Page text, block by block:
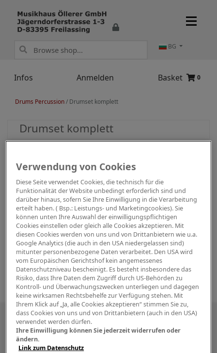
Infos Anmelden Basket 0
BG
Drums Percussion/ Drumset komplett
Drumset komplett
Besuchen Sie uns auch in den sozialen
Medien
Verwendung von Cookies
Diese Seite verwendet Cookies, die technisch für die
Funktionalität der Website unbedingt erforderlich sind und
darüber hinaus, sofern Sie Ihre Einwilligung in die Verarbeitung
erteilt haben. ( Bsp.: Leistungs- und Marketingcookies). Sie
können unten Ihre Auswahl der einwilligungspflichtigen
Cookies einstellen oder gleich alle Cookies akzeptieren. Mit
diesen Cookies werden von uns und von Drittanbietern wie u.a.
Google Analytics (die auch in den USA niedergelassen sind)
mitunter personenbezogene Daten verarbeitet. Den USA wird
vom Europäischen Gerichtshof kein angemessenes
Datenschutzniveau bescheinigt. Es besteht insbesondere das
Risiko, dass Ihre Daten dem Zugriff durch US-Behörden zu
Kontroll- und Überwachungszwecken unterliegen und dagegen
keine wirksamen Rechtsbehelfe zur Verfügung stehen. Mit
Ihrem Klick auf „Ja, alle Cookies akzeptieren“ stimmen Sie zu,
dass Cookies von uns und von Drittanbietern (auch in den USA)
verwendet werden dürfen.
Ihre Einwilligung können Sie jederzeit widerrufen oder
ändern.
Link zum Datenschutz